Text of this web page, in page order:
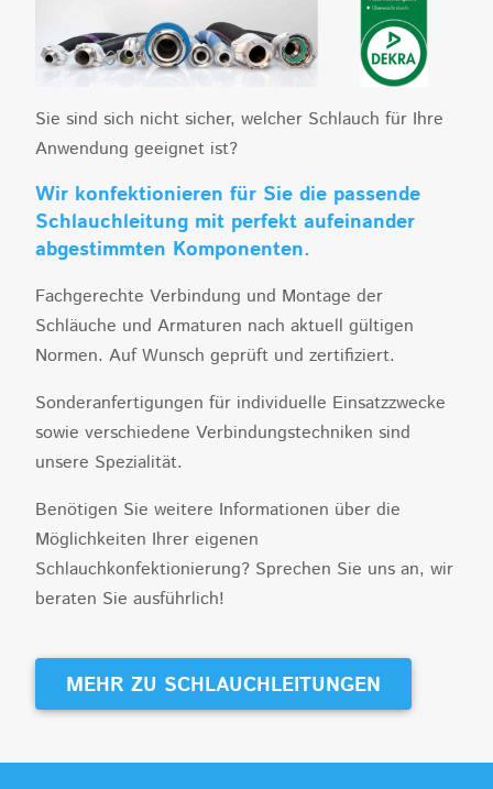
Sie sind sich nicht sicher, welcher Schlauch für Ihre
Anwendung geeignet ist?
Wir konfektionieren für Sie die passende
Schlauchleitung mit perfekt aufeinander
abgestimmten Komponenten.
Fachgerechte Verbindung und Montage der
Schläuche und Armaturen nach aktuell gültigen
Normen. Auf Wunsch geprüft und zertifiziert.
Sonderanfertigungen für individuelle Einsatzzwecke
sowie verschiedene Verbindungstechniken sind
unsere Spezialität.
Benötigen Sie weitere Informationen über die
Möglichkeiten Ihrer eigenen
Schlauchkonfektionierung? Sprechen Sie uns an, wir
beraten Sie ausführlich!
MEHR ZU SCHLAUCHLEITUNGEN